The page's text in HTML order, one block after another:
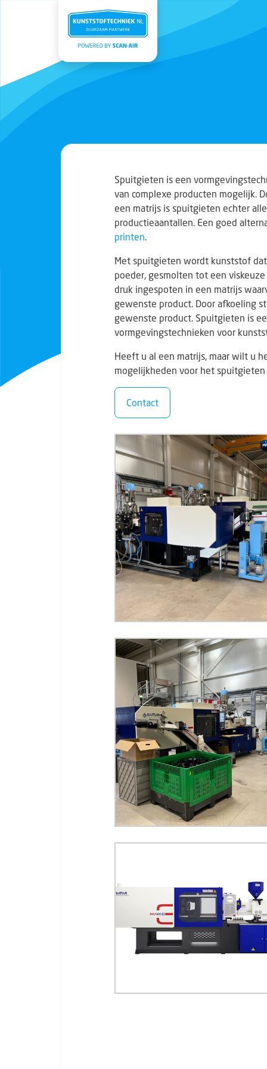
Spuitgieten is een
van complexe producten mogelijk.
een matrijs is spuitgieten echter
productieaantallen. Een goed
printen.
Met spuitgieten wordt kunststof
poeder, gesmolten tot een
druk ingespoten in een matrijs
gewenste product. Door afkoeling
gewenste product. Spuitgieten is
vormgevingstechnieken voor
Heeft u al een matrijs, maar wilt u
mogelijkheden voor het spuitgieten
Contact